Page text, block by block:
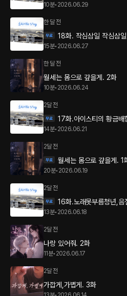
10분• 2026.06.29
한 달 전
18화. 작심삼일 작심삼
15분• 2026.06.27
한 달 전
월세는 몸으로 갚을게. 2화
10분• 2026.06.24
2달 전
17화.아이스티의 황금배
14분• 2026.06.21
2달 전
월세는 몸으로 갚을게. 1
20분• 2026.06.19
2달 전
16화.노래못부름청년,음
13분• 2026.06.18
2달 전
나랑 있어줘. 2화
11분• 2026.06.17
2달 전
가깝게,가볍게. 3화